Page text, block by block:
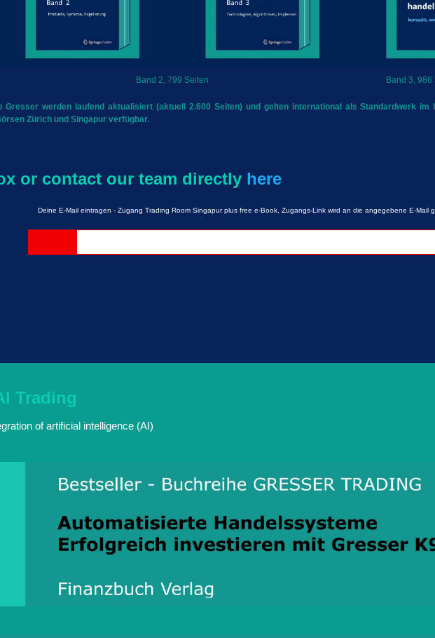
Band 2, 799 Seiten Band 3, 986
Gresser werden laufend aktualisiert (aktuell 2.600 Seiten) und gelten international als Standardwerk im
Zürich und Singapur verfügbar.
or contact our team directly here
Deine E-Mail eintragen - Zugang Trading Room Singapur plus free e-Book, Zugangs-Link wird an die angegebene E-Mail
Trading
of artificial intelligence (AI)